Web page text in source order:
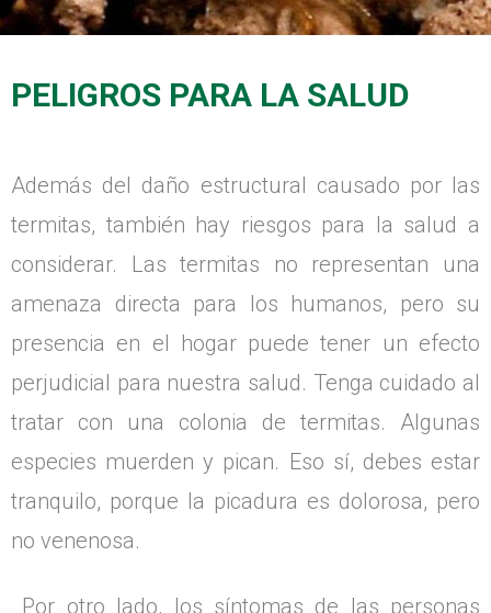
PELIGROS PARA LA SALUD
Además del daño estructural causado por las
termitas, también hay riesgos para la salud a
considerar. Las termitas no representan una
amenaza directa para los humanos, pero su
presencia en el hogar puede tener un efecto
perjudicial para nuestra salud. Tenga cuidado al
tratar con una colonia de termitas. Algunas
especies muerden y pican. Eso sí, debes estar
tranquilo, porque la picadura es dolorosa, pero
no venenosa.
Por otro lado, los síntomas de las personas